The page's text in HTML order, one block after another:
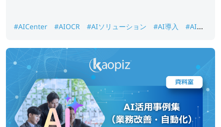
#AICenter #AIOCR #AIソリューション #AI導入
#AI画